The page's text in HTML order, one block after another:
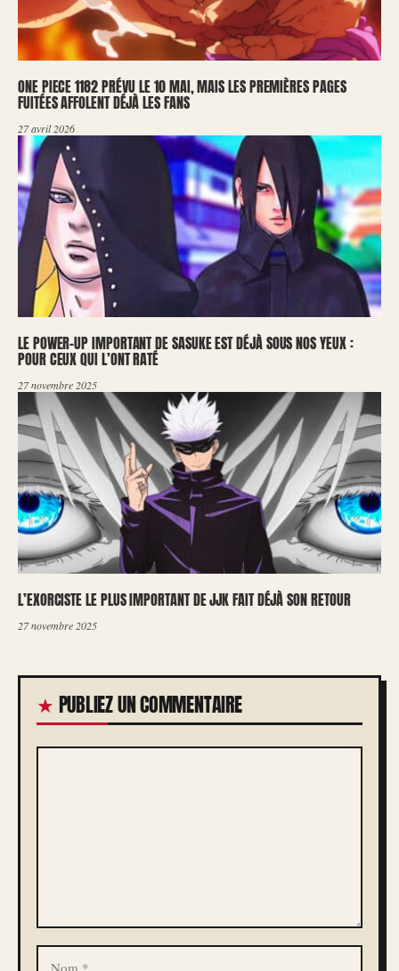
ONE PIECE 1182 PRÉVU LE 10 MAI, MAIS LES PREMIÈRES PAGES
FUITÉES AFFOLENT DÉJÀ LES FANS
27 avril 2026
LE POWER-UP IMPORTANT DE SASUKE EST DÉJÀ SOUS NOS YEUX :
POUR CEUX QUI L’ONT RATÉ
27 novembre 2025
L’EXORCISTE LE PLUS IMPORTANT DE JJK FAIT DÉJÀ SON RETOUR
27 novembre 2025
PUBLIEZ UN COMMENTAIRE
COMMENTAIRE
NOM